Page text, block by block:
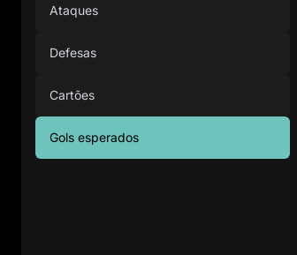
Ataques
Defesas
Cartões
Gols esperados